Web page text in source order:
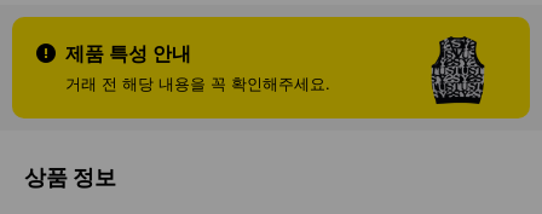
제품 특성 안내
거래 전 해당 내용을 꼭 확인해주세요.